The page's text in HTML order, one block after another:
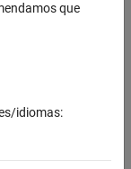
que
idiomas: